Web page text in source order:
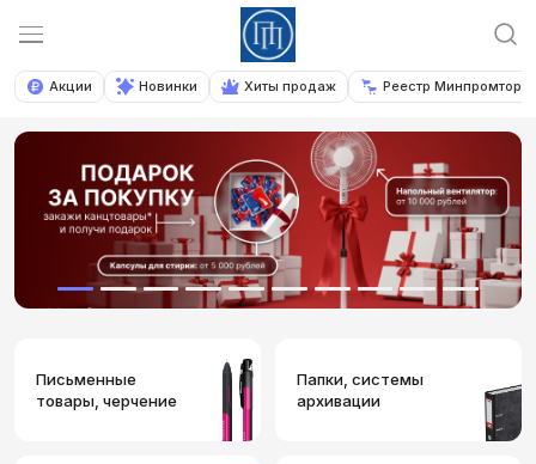
Акции Новинки Хиты продаж Реестр Минпромторга
Письменные
товары, черчение
Папки, системы
архивации